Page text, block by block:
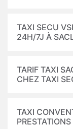
TAXI SECU
24H/7J À
TARIF TAXI
CHEZ TAXI
TAXI